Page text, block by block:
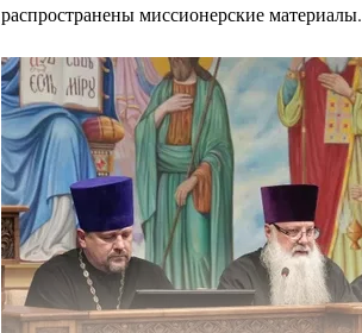
распространены миссионерские материалы.